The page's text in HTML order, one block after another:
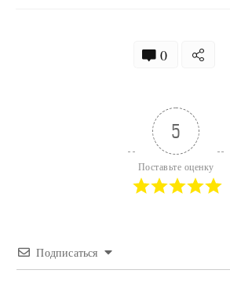
0
5
Поставьте оценку
Подписаться